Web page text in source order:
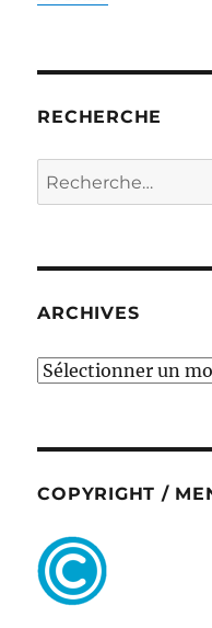
RECHERCHE
Recherche
pour :
ARCHIVES
ARCHIVES
COPYRIGHT /